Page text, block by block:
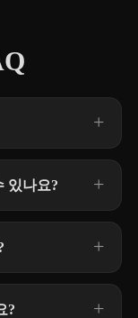
있나요?
?